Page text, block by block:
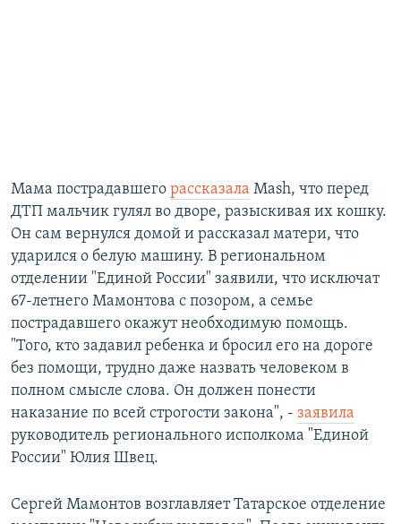
Мама пострадавшего рассказала Mash, что перед
ДТП мальчик гулял во дворе, разыскивая их кошку.
Он сам вернулся домой и рассказал матери, что
ударился о белую машину. В региональном
отделении "Единой России" заявили, что исключат
67-летнего Мамонтова с позором, а семье
пострадавшего окажут необходимую помощь.
"Того, кто задавил ребенка и бросил его на дороге
без помощи, трудно даже назвать человеком в
полном смысле слова. Он должен понести
наказание по всей строгости закона", - заявила
руководитель регионального исполкома "Единой
России" Юлия Швец.
Сергей Мамонтов возглавляет Татарское отделение